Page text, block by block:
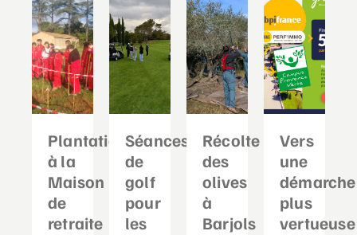
Plantation
à la
Maison
de
retraite
Séances
de
golf
pour
les
Récolte
des
olives
à
Barjols
Vers
une
démarche
plus
vertueuse